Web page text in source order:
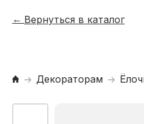
Вернуться в каталог
Декораторам